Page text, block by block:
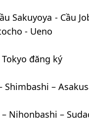
Sakuyoya - Cầu
- Ueno
đăng ký
Shimbashi –
Nihonbashi –